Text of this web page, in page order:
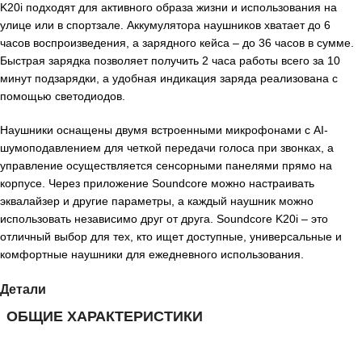
K20i подходят для активного образа жизни и использования на
улице или в спортзале. Аккумулятора наушников хватает до 6
часов воспроизведения, а зарядного кейса – до 36 часов в сумме.
Быстрая зарядка позволяет получить 2 часа работы всего за 10
минут подзарядки, а удобная индикация заряда реализована с
помощью светодиодов.
Наушники оснащены двумя встроенными микрофонами с AI-
шумоподавлением для четкой передачи голоса при звонках, а
управление осуществляется сенсорными панелями прямо на
корпусе. Через приложение Soundcore можно настраивать
эквалайзер и другие параметры, а каждый наушник можно
использовать независимо друг от друга. Soundcore K20i – это
отличный выбор для тех, кто ищет доступные, универсальные и
комфортные наушники для ежедневного использования.
Детали
ОБЩИЕ ХАРАКТЕРИСТИКИ